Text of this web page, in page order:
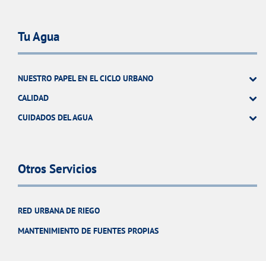
Tu Agua
NUESTRO PAPEL EN EL CICLO URBANO
CALIDAD
CUIDADOS DEL AGUA
Otros Servicios
RED URBANA DE RIEGO
MANTENIMIENTO DE FUENTES PROPIAS